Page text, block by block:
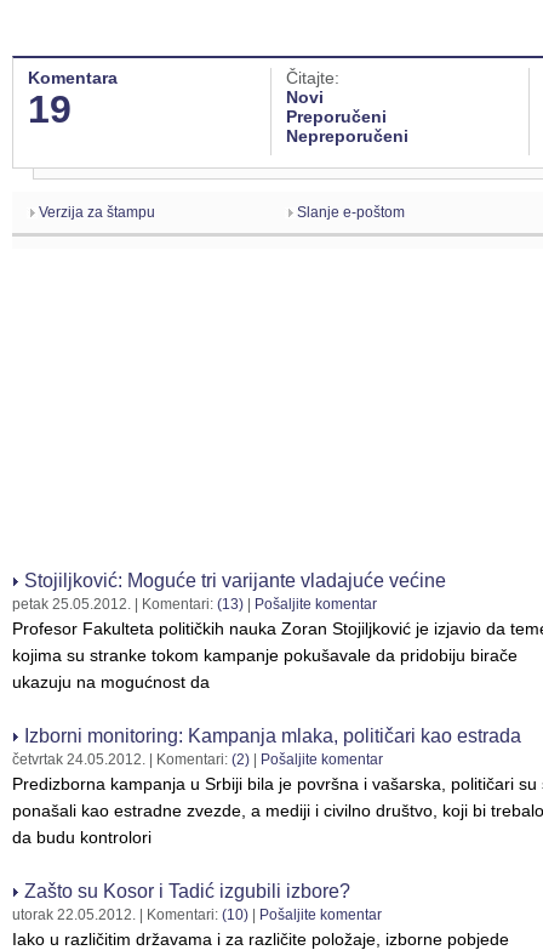
Komentara
19
Čitajte:
Novi
Preporučeni
Nepreporučeni
Verzija za štampu Slanje e-poštom
Stojiljković: Moguće tri varijante vladajuće većine
petak 25.05.2012. | Komentari: (13) Pošaljite komentar
Profesor Fakulteta političkih nauka Zoran Stojiljković je izjavio da
kojima su stranke tokom kampanje pokušavale da pridobiju birače
ukazuju na mogućnost da
Izborni monitoring: Kampanja mlaka, političari kao estrada
četvrtak 24.05.2012. | Komentari: (2) Pošaljite komentar
Predizborna kampanja u Srbiji bila je površna i vašarska, političari su
ponašali kao estradne zvezde, a mediji i civilno društvo, koji bi trebalo
da budu kontrolori
Zašto su Kosor i Tadić izgubili izbore?
utorak 22.05.2012. | Komentari: (10) Pošaljite komentar
Iako u različitim državama i za različite položaje, izborne pobjede